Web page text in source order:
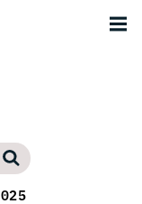
selata niitä